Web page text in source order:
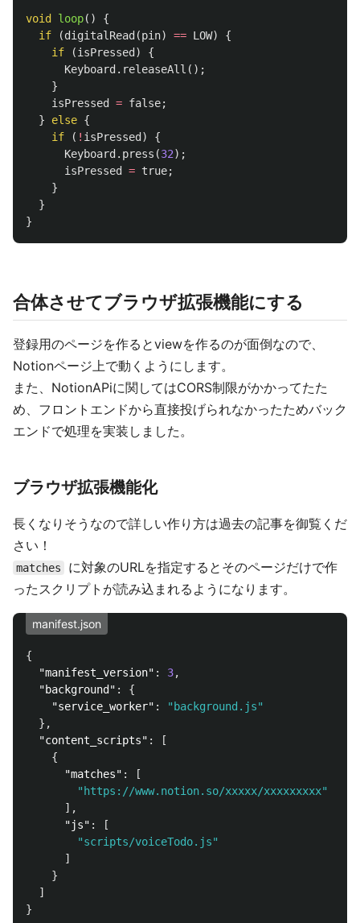
void loop()
{
if
(digitalRead (pin) == LOW)
{
if
(isPressed )
{
Keyboard . releaseAll ();
}
isPressed
= false;
}
else {
if
( ! isPressed )
{
Keyboard . press (32);
isPressed
= true;
}
}
}
合体させてブラウザ拡張機能にする
登録用のページを作るとviewを作るのが面倒なので、
Notionページ上で動くようにします。
また、NotionAPiに関してはCORS制限がかかってたた
め、フロントエンドから直接投げられなかったためバック
エンドで処理を実装しました。
ブラウザ拡張機能化
長くなりそうなので詳しい作り方は過去の記事を御覧くだ
さい！
matches
に対象のURLを指定するとそのページだけで作
ったスクリプトが読み込まれるようになります。
manifest.json
{
"manifest_version" : 3,
"background" :
{
"service_worker" :
"background.js"
},
"content_scripts" :
[
{
"matches" :
[
"https://www.notion.so/xxxxx/xxxxxxxxx"
],
"js" :
[
"scripts/voiceTodo.js"
]
}
]
}